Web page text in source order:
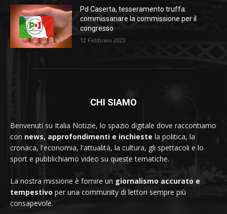
Pd Caserta, tesseramento truffa:
commissariare la commissione per il
congresso
12 Febbraio 2023
CHI SIAMO
Benvenuti su Italia Notizie, lo spazio digitale dove raccontiamo
con news, approfondimenti e inchieste la politica, la
cronaca, l'economia, l'attualità, la cultura, gli spettacoli e lo
sport e pubblichiamo video su queste tematiche.
La nostra missione è fornire un giornalismo accurato e
tempestivo per una community di lettori sempre più
consapevole.